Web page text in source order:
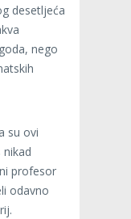
desetljeća
nego
su ovi
nikad
profesor
odavno